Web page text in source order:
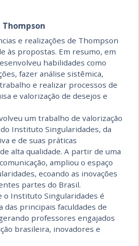
e realizações de Thompson
às propostas. Em resumo, em
habilidades como
fazer análise sistêmica,
e realizar processos de
e valorização de desejos e
um trabalho de valorização
Instituto Singularidades, da
e de suas práticas
alta qualidade. A partir de uma
ampliou o espaço
ecoando as inovações
partes do Brasil.
o Instituto Singularidades é
das principais faculdades de
professores engajados
brasileira, inovadores e